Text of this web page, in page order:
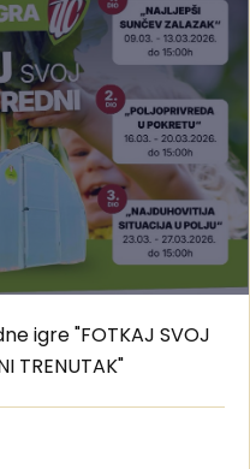
igre "FOTKAJ SVOJ
TRENUTAK"